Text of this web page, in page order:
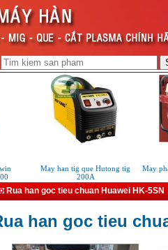
May han tig que Hutong tig
200A
May
Rua han goc tieu chuan Huawei HK-5SN
han goc tieu